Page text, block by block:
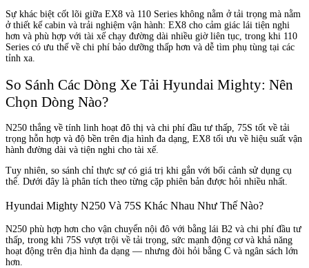
Sự khác biệt cốt lõi giữa EX8 và 110 Series không nằm ở tải trọng mà nằm
ở thiết kế cabin và trải nghiệm vận hành: EX8 cho cảm giác lái tiện nghi
hơn và phù hợp với tài xế chạy đường dài nhiều giờ liên tục, trong khi 110
Series có ưu thế về chi phí bảo dưỡng thấp hơn và dễ tìm phụ tùng tại các
tỉnh xa.
So Sánh Các Dòng Xe Tải Hyundai Mighty: Nên
Chọn Dòng Nào?
N250 thắng về tính linh hoạt đô thị và chi phí đầu tư thấp, 75S tốt về tải
trọng hỗn hợp và độ bền trên địa hình đa dạng, EX8 tối ưu về hiệu suất vận
hành đường dài và tiện nghi cho tài xế.
Tuy nhiên, so sánh chỉ thực sự có giá trị khi gắn với bối cảnh sử dụng cụ
thể. Dưới đây là phân tích theo từng cặp phiên bản được hỏi nhiều nhất.
Hyundai Mighty N250 Và 75S Khác Nhau Như Thế Nào?
N250 phù hợp hơn cho vận chuyển nội đô với bằng lái B2 và chi phí đầu tư
thấp, trong khi 75S vượt trội về tải trọng, sức mạnh động cơ và khả năng
hoạt động trên địa hình đa dạng — nhưng đòi hỏi bằng C và ngân sách lớn
hơn.